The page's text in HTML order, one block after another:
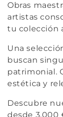
l
e
c
c
i
ó
Obras
artistas
tu colección
Una
buscan
patrimonial.
estética y
Descubre
desde 3.000